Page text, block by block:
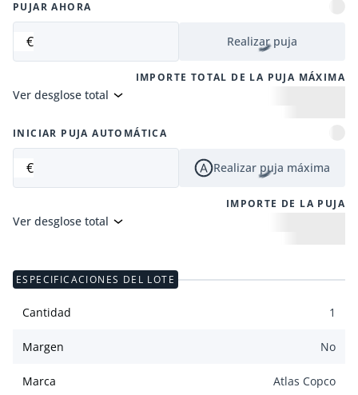
PUJAR AHORA
€ Realizar puja
IMPORTE TOTAL DE LA PUJA MÁXIMA
Ver desglose total
INICIAR PUJA AUTOMÁTICA
€ Realizar puja máxima
IMPORTE DE LA PUJA
Ver desglose total
ESPECIFICACIONES DEL LOTE
Cantidad 1
Margen No
Marca Atlas Copco